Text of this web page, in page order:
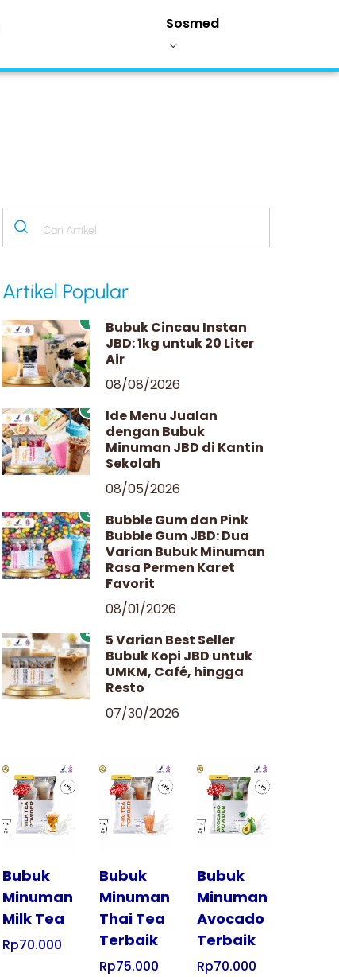
Sosmed
Artikel Popular
1
Bubuk Cincau Instan
JBD: 1kg untuk 20 Liter
Air
08/08/2026
2
Ide Menu Jualan
dengan Bubuk
Minuman JBD di Kantin
Sekolah
08/05/2026
3
Bubble Gum dan Pink
Bubble Gum JBD: Dua
Varian Bubuk Minuman
Rasa Permen Karet
Favorit
08/01/2026
4
5 Varian Best Seller
Bubuk Kopi JBD untuk
UMKM, Café, hingga
Resto
07/30/2026
Tampilkan
Bubuk
Minuman
Milk Tea
Rp70.000
Tampilkan
Bubuk
Minuman
Thai Tea
Terbaik
Rp75.000
Tampilkan
Bubuk
Minuman
Avocado
Terbaik
Rp70.000